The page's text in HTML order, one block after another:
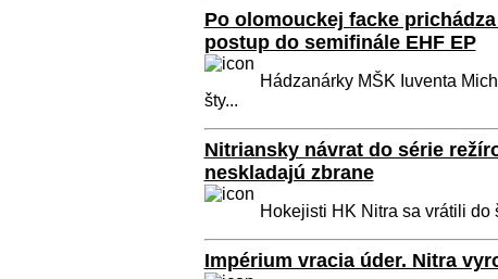
Po olomouckej facke
postup do semifinále EHF EP
Hádzanárky MŠK Iuventa
šty...
Nitriansky návrat do série
neskladajú zbrane
Hokejisti HK Nitra sa vrátili
Impérium vracia úder. Nitra